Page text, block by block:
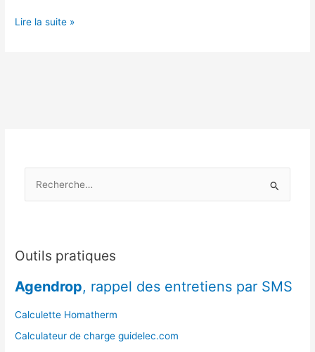
Arnaque
vendeur
Lire la suite »
e
c
h
Outils pratiques
Agendrop, rappel des entretiens par SMS
Calculette Homatherm
Calculateur de charge guidelec.com